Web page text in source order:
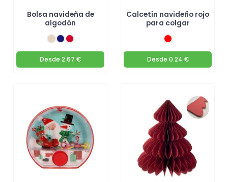
Bolsa navideña de
algodón
Desde 2.67 €
Calcetín navideño rojo
para colgar
Desde 0.24 €